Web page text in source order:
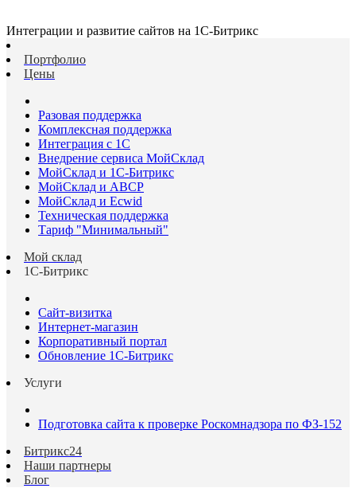
Интеграции и развитие сайтов на 1С-Битрикс
Портфолио
Цены
Разовая поддержка
Комплексная поддержка
Интеграция с 1С
Внедрение сервиса МойСклад
МойСклад и 1С-Битрикс
МойСклад и ABCP
МойСклад и Ecwid
Техническая поддержка
Тариф "Минимальный"
Мой склад
1С-Битрикс
Сайт-визитка
Интернет-магазин
Корпоративный портал
Обновление 1С-Битрикс
Услуги
Подготовка сайта к проверке Роскомнадзора по ФЗ-152
Битрикс24
Наши партнеры
Блог